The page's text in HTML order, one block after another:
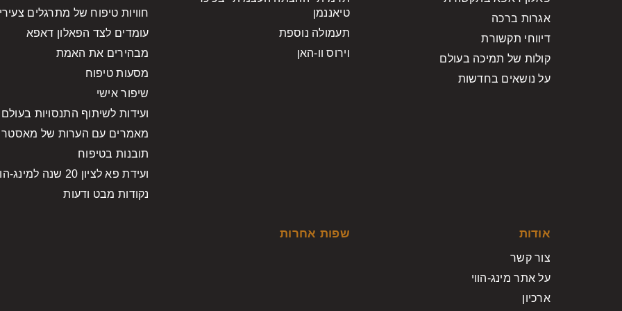
אגרות ברכה
דיווחי תקשורת
קולות של תמיכה בעולם
על נושאים בחדשות
טיאננמן
תעמולה נוספת
וירוס וו-האן
חוויות טיפוח של מתרגלים
עומדים לצד הפאלון דאפא
מבהירים את האמת
מסעות טיפוח
שיפור אישי
ועידות לשיתוף התנסויות בעולם
מאמרים עם הערות של מאסטר
תובנות בטיפוח
ועידת פא לציון 20 שנה למינג-הווי
נקודות מבט ודעות
אודות
צור קשר
על אתר מינג-הווי
ארכיון
שפות אחרות